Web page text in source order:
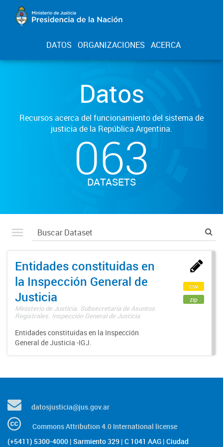
DATOS ORGANIZACIONES ACERCA
Datos
Recursos acerca del funcionamiento del sistema de
justicia de la República Argentina.
063
DATASETS
Entidades constituidas en
la Inspección General de
Justicia
Ministerio de Justicia. Subsecretaría de Asuntos
Registrales. Inspección General de Justicia
Entidades constituidas en la Inspección
General de Justicia -IGJ.
csv
zip
datosjusticia@jus.gov.ar
Commons Attribution 4.0 International license
(+5411) 5300-4000 | Sarmiento 329 | C 1041 AAG | Ciudad